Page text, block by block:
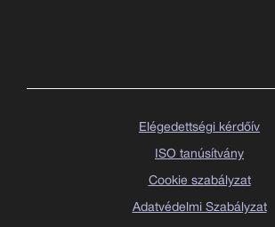
Elégedettségi kérdőív
ISO tanúsítvány
Cookie szabályzat
Adatvédelmi Szabályzat